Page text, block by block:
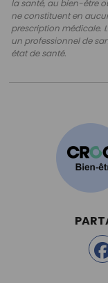
la santé, au bien-être
ne constituent en
prescription médicale.
un professionnel de
état de santé.